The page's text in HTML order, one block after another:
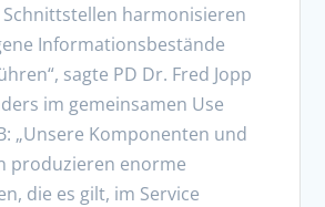
harmonisieren
Informationsbestände
sagte PD Dr. Fred Jopp
im gemeinsamen Use
„Unsere Komponenten und
produzieren enorme
die es gilt, im Service